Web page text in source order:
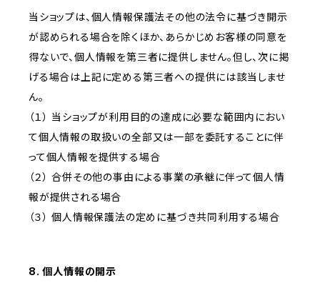
当ショップは、個人情報保護法その他の法令に基づき開示
が認められる場合を除くほか、あらかじめお客様の同意を
得ないで、個人情報を第三者に提供しません。但し、次に掲
げる場合は上記に定める第三者への提供には該当しませ
ん。
（１） 当ショップが利用目的の達成に必要な範囲内におい
て個人情報の取扱いの全部又は一部を委託することに伴
って個人情報を提供する場合
（２） 合併その他の事由による事業の承継に伴って個人情
報が提供される場合
（３） 個人情報保護法の定めに基づき共同利用する場合
8. 個人情報の開示